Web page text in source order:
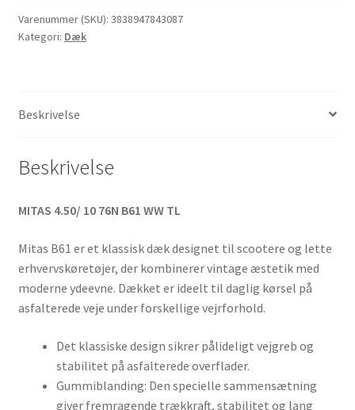
Varenummer (SKU): 3838947843087
Kategori: Dæk
Beskrivelse
Beskrivelse
MITAS 4.50/ 10 76N B61 WW TL
Mitas B61 er et klassisk dæk designet til scootere og lette
erhvervskøretøjer, der kombinerer vintage æstetik med
moderne ydeevne. Dækket er ideelt til daglig kørsel på
asfalterede veje under forskellige vejrforhold.
Det klassiske design sikrer pålideligt vejgreb og
stabilitet på asfalterede overflader.
Gummiblanding: Den specielle sammensætning
giver fremragende trækkraft, stabilitet og lang